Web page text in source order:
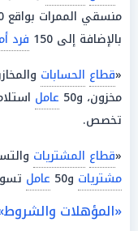
منسقي الممرات بواقع 300
بالإضافة إلى 150
فرد
«قطاع الحسابات والمخازن»:
مخزون، و50
عامل
تخصص.
«قطاع المشتريات
مشتريات و50 عامل
«المؤهلات